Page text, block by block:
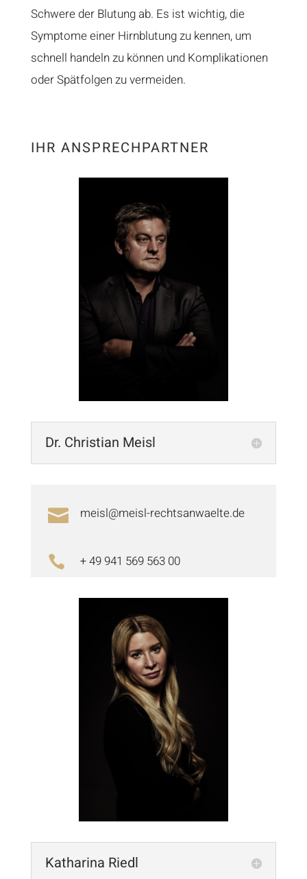
Schwere der Blutung ab. Es ist wichtig, die
Symptome einer Hirnblutung zu kennen, um
schnell handeln zu können und Komplikationen
oder Spätfolgen zu vermeiden.
IHR ANSPRECHPARTNER
Dr. Christian Meisl
 meisl@meisl-rechtsanwaelte.de
 + 49 941 569 563 00
Katharina Riedl